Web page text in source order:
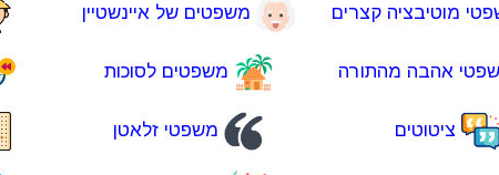
מוטיבציה קצרים משפטים של איינשטיין
אהבה מהתורה משפטים לסוכות
ציטוטים משפטי זלאטן